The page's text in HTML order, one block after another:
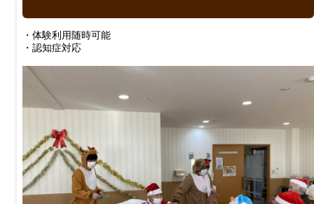
・体験利用随時可能
・認知症対応